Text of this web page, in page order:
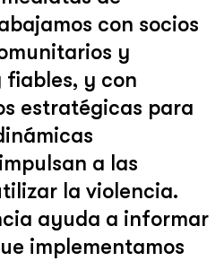
con socios
y
fiables, y con
estratégicas para
a las
la violencia.
ayuda a informar
implementamos